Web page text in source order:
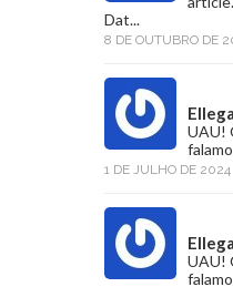
Dat...
8 DE OUTUBRO DE
UAU!
1 DE JULHO DE 2024
UAU!